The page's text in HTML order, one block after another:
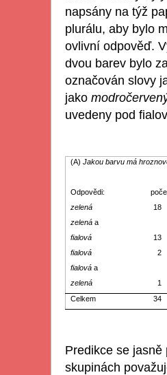
napsány na týž
plurálu, aby bylo
ovlivní odpověď.
dvou barev bylo
označován slovy
jako
uvedeny pod
(A)Jakou barvu má
Odpovědi:
zelená
18
zelenáa
fialová
13
fialová
2
fialováa
zelená
1
Celkem
34
Predikce se
skupinách